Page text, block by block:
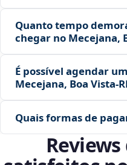
Quanto tempo
chegar no Mecejana,
É possível agendar
Mecejana, Boa
Quais formas de